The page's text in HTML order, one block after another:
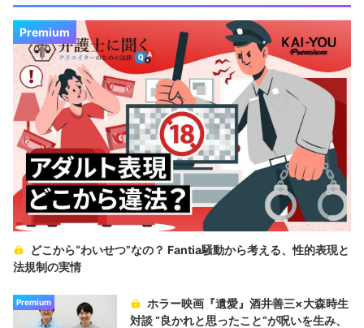
Premium
どこから“わいせつ”なの？ Fantia騒動から考える、性的表現と
法規制の実情
Premium
ホラー映画『遺愛』酒井善三×大森時生
対談 “良かれと思ったこと“が呪いを生み、